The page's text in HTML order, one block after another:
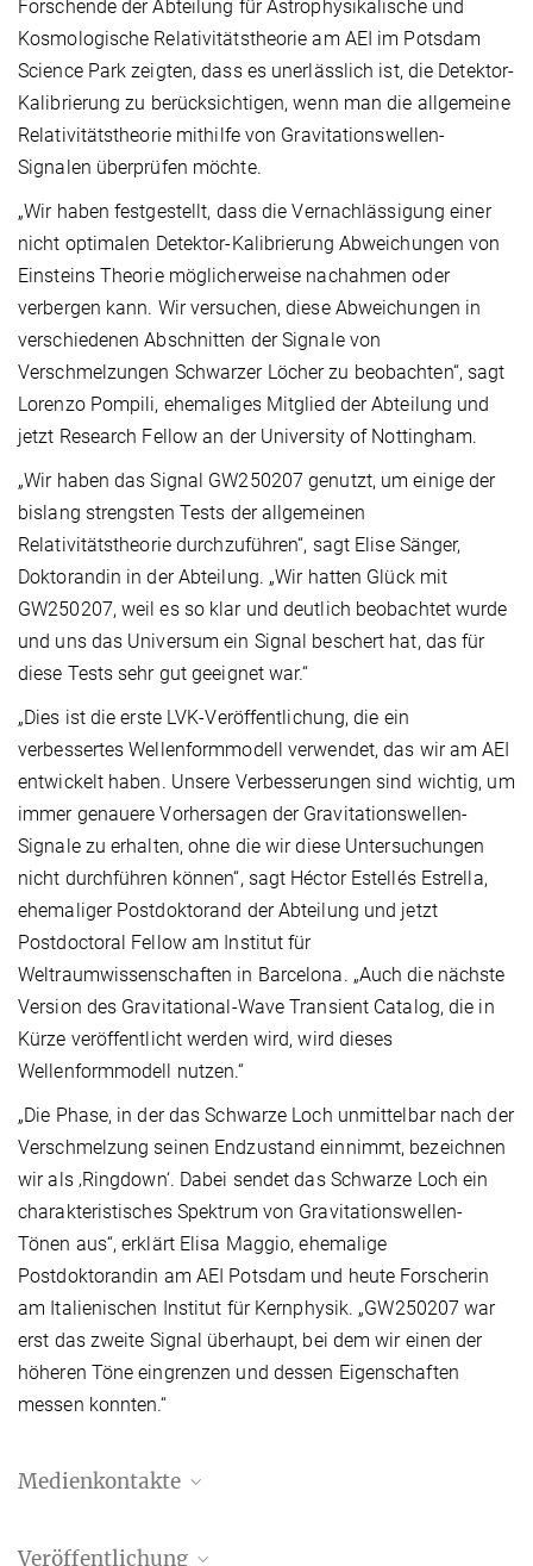
Forschende der Abteilung für Astrophysikalische und
Kosmologische Relativitätstheorie am AEI im Potsdam
Science Park zeigten, dass es unerlässlich ist, die Detektor-
Kalibrierung zu berücksichtigen, wenn man die allgemeine
Relativitätstheorie mithilfe von Gravitationswellen-
Signalen überprüfen möchte.
„Wir haben festgestellt, dass die Vernachlässigung einer
nicht optimalen Detektor-Kalibrierung Abweichungen von
Einsteins Theorie möglicherweise nachahmen oder
verbergen kann. Wir versuchen, diese Abweichungen in
verschiedenen Abschnitten der Signale von
Verschmelzungen Schwarzer Löcher zu beobachten“, sagt
Lorenzo Pompili, ehemaliges Mitglied der Abteilung und
jetzt Research Fellow an der University of Nottingham.
„Wir haben das Signal GW250207 genutzt, um einige der
bislang strengsten Tests der allgemeinen
Relativitätstheorie durchzuführen“, sagt Elise Sänger,
Doktorandin in der Abteilung. „Wir hatten Glück mit
GW250207, weil es so klar und deutlich beobachtet wurde
und uns das Universum ein Signal beschert hat, das für
diese Tests sehr gut geeignet war.“
„Dies ist die erste LVK-Veröffentlichung, die ein
verbessertes Wellenformmodell verwendet, das wir am AEI
entwickelt haben. Unsere Verbesserungen sind wichtig, um
immer genauere Vorhersagen der Gravitationswellen-
Signale zu erhalten, ohne die wir diese Untersuchungen
nicht durchführen können“, sagt Héctor Estellés Estrella,
ehemaliger Postdoktorand der Abteilung und jetzt
Postdoctoral Fellow am Institut für
Weltraumwissenschaften in Barcelona. „Auch die nächste
Version des Gravitational-Wave Transient Catalog, die in
Kürze veröffentlicht werden wird, wird dieses
Wellenformmodell nutzen.“
„Die Phase, in der das Schwarze Loch unmittelbar nach der
Verschmelzung seinen Endzustand einnimmt, bezeichnen
wir als ‚Ringdown‘. Dabei sendet das Schwarze Loch ein
charakteristisches Spektrum von Gravitationswellen-
Tönen aus“, erklärt Elisa Maggio, ehemalige
Postdoktorandin am AEI Potsdam und heute Forscherin
am Italienischen Institut für Kernphysik. „GW250207 war
erst das zweite Signal überhaupt, bei dem wir einen der
höheren Töne eingrenzen und dessen Eigenschaften
messen konnten.“
Medienkontakte
Veröffentlichung